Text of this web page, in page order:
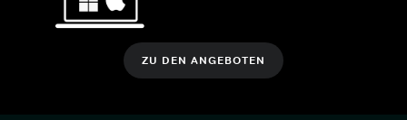
ZU DEN ANGEBOTEN